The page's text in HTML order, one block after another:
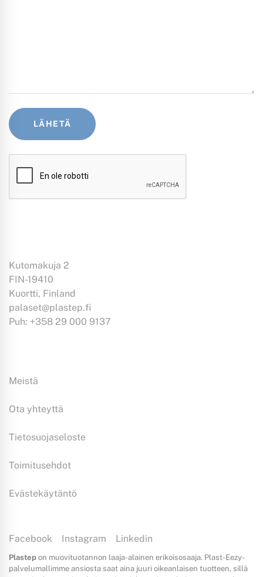
Kutomakuja 2
FIN-19410
Kuortti, Finland
palaset@plastep.fi
Puh: +358 29 000 9137
Meistä
Ota yhteyttä
Tietosuojaseloste
Toimitusehdot
Evästekäytäntö
Facebook Instagram Linkedin
Plastep on muovituotannon laaja-alainen erikoisosaaja. Plast-Eezy-
palvelumallimme ansiosta saat aina juuri oikeanlaisen tuotteen, sillä